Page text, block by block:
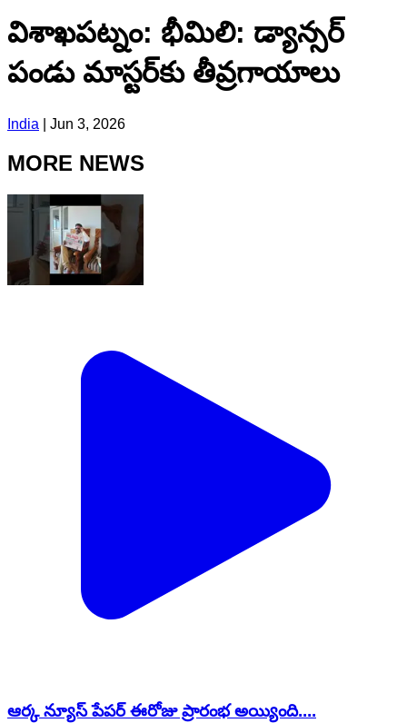
విశాఖపట్నం: భీమిలి: డ్యాన్స‌ర్
పండు మాస్ట‌ర్‌కు తీవ్ర‌గాయాలు
India Jun 3, 2026
MORE NEWS
ఆర్క న్యూస్ పేపర్ ఈరోజు ప్రారంభ అయ్యింది....